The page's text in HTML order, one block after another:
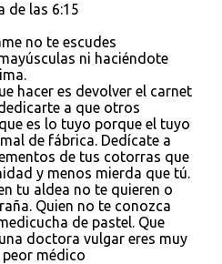
de las 6:15
no te escudes
ni haciéndote
hacer es devolver el carnet
a que otros
es lo tuyo porque el tuyo
de fábrica. Dedícate a
de tus cotorras que
y menos mierda que tú.
tu aldea no te quieren o
Quien no te conozca
de pastel. Que
doctora vulgar eres muy
médico